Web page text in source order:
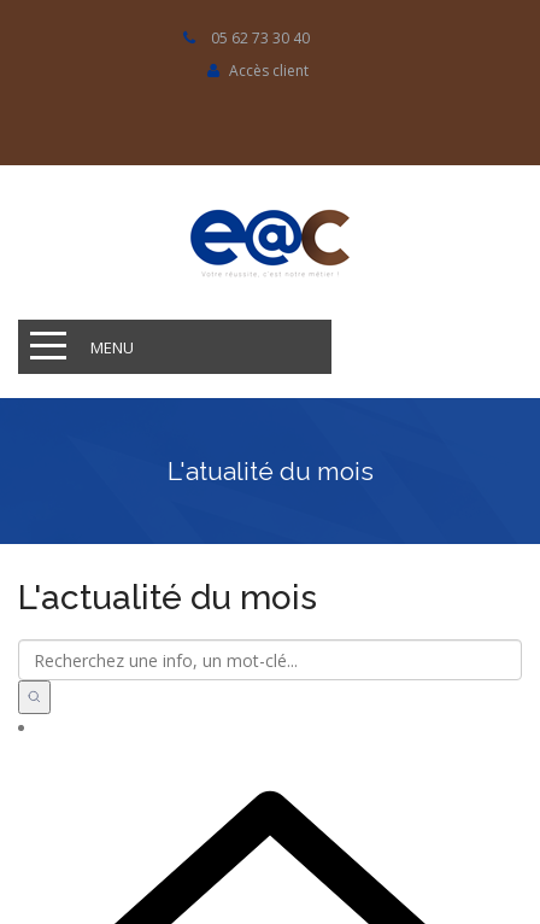
05 62 73 30 40
Accès client
MENU
L'atualité du mois
L'actualité du mois